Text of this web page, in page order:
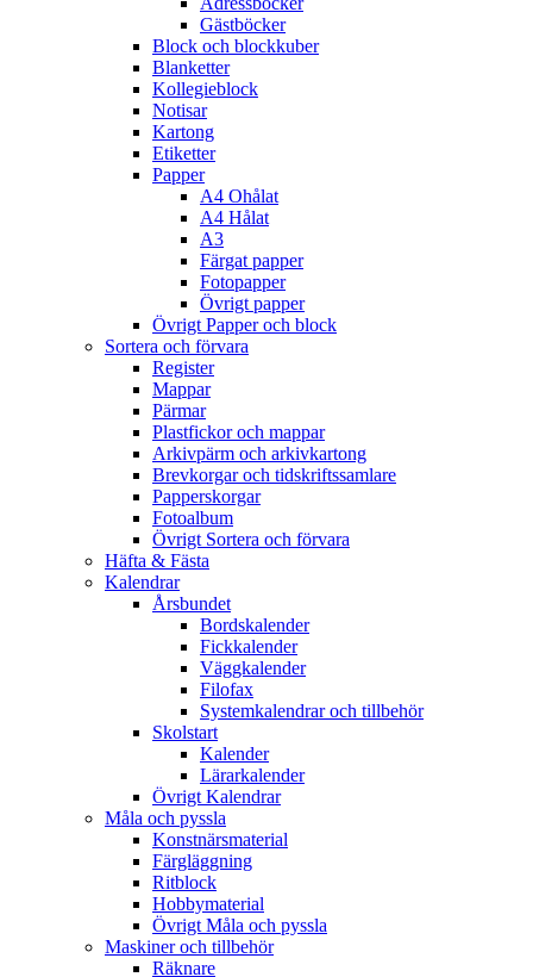
Gästböcker
Block och blockkuber
Blanketter
Kollegieblock
Notisar
Kartong
Etiketter
Papper
A4 Ohålat
A4 Hålat
A3
Färgat papper
Fotopapper
Övrigt papper
Övrigt Papper och block
Sortera och förvara
Register
Mappar
Pärmar
Plastfickor och mappar
Arkivpärm och arkivkartong
Brevkorgar och tidskriftssamlare
Papperskorgar
Fotoalbum
Övrigt Sortera och förvara
Häfta & Fästa
Kalendrar
Årsbundet
Bordskalender
Fickkalender
Väggkalender
Filofax
Systemkalendrar och tillbehör
Skolstart
Kalender
Lärarkalender
Övrigt Kalendrar
Måla och pyssla
Konstnärsmaterial
Färgläggning
Ritblock
Hobbymaterial
Övrigt Måla och pyssla
Maskiner och tillbehör
Räknare